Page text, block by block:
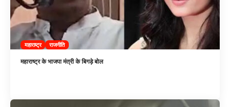
महाराष्ट्र राजनीति
महाराष्ट्र के भाजपा मंत्री के बिगड़े बोल